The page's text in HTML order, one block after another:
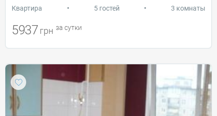
Квартира • 5 гостей • 3 комнаты
5937 грн за сутки